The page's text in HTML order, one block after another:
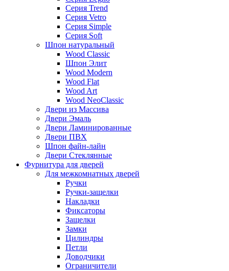
Серия Trend
Серия Vetro
Серия Simple
Серия Soft
Шпон натуральный
Wood Classic
Шпон Элит
Wood Modern
Wood Flat
Wood Art
Wood NeoClassic
Двери из Массива
Двери Эмаль
Двери Ламинированные
Двери ПВХ
Шпон файн-лайн
Двери Стеклянные
Фурнитура для дверей
Для межкомнатных дверей
Ручки
Ручки-защелки
Накладки
Фиксаторы
Защелки
Замки
Цилиндры
Петли
Доводчики
Ограничители